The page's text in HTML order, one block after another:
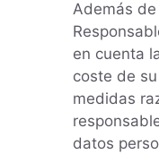
Además
en cuenta
coste de
medidas
datos